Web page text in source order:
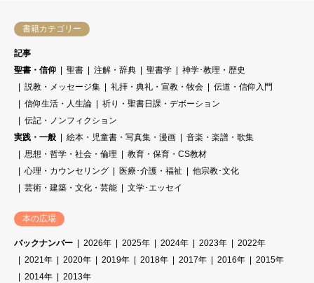
書籍カテゴリー
記事
聖書・信仰
聖書 注解・辞典 聖書学
神学･教理・歴史
説教・メッセージ集
礼拝・典礼・宣教・牧会
伝道・信仰入門
信仰生活・人生論
祈り・聖書日課・デボーション
伝記・ノンフィクション
実践・一般
絵本・児童書・写真集・漫画
音楽・楽譜・歌集
思想・哲学・社会・倫理
教育・保育・CS教材
心理・カウンセリング
医療･介護・福祉
他宗教･文化
芸術・建築・文化・芸能
文学･エッセイ
本の広場
バックナンバー 2026年 2025年 2024年 2023年
2022年
2021年
2020年 2019年 2018年 2017年 2016年
2015年
2014年
2013年